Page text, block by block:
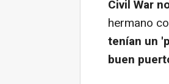
Civil War
hermano
tenían un
buen